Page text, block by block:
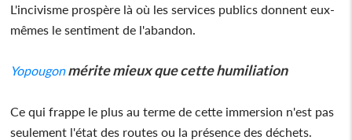
L'incivisme prospère là où les services publics donnent eux-
mêmes le sentiment de l'abandon.
Yopougonmérite mieux que cette humiliation
Ce qui frappe le plus au terme de cette immersion n'est pas
seulement l'état des routes ou la présence des déchets.